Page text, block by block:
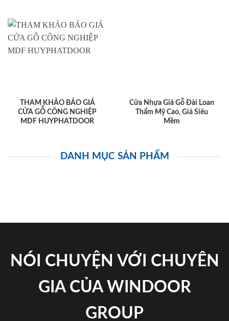
THAM KHẢO BÁO GIÁ
CỬA GỖ CÔNG NGHIỆP
MDF HUYPHATDOOR
Cửa Nhựa Giả Gỗ Đài Loan
Thẩm Mỹ Cao, Giá Siêu
Mềm
DANH MỤC SẢN PHẨM
NÓI CHUYỆN VỚI CHUYÊN
GIA CỦA WINDOOR
GROUP